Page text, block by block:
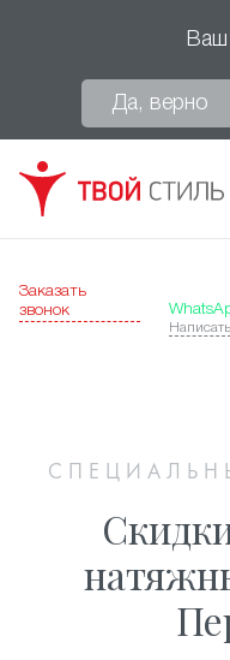
Ваш
Да, верно
Заказать
звонок
Написать